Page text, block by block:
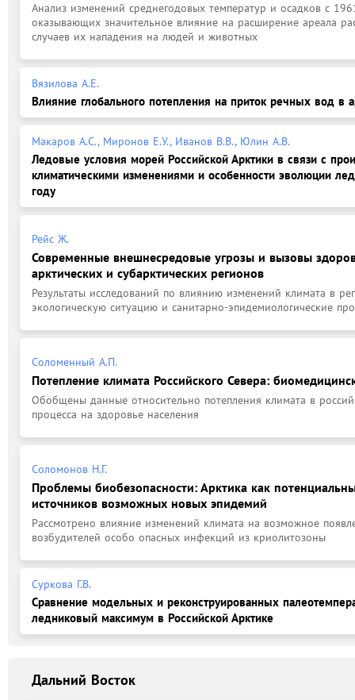
Анализ изменений среднегодовых температур и осадков с
оказывающих значительное влияние на расширение ареала
случаев их нападения на людей и животных
Вязилова А.Е.
Влияние глобального потепления на приток речных вод в
Макаров А.С., Миронов Е.У., Иванов В.В., Юлин А.В.
Ледовые условия морей Российской Арктики в связи с
климатическими изменениями и особенности эволюции
году
Рейс Ж.
Современные внешнесредовые угрозы и вызовы
арктических и субарктических регионов
Результаты исследований по влиянию изменений климата в
экологическую ситуацию и санитарно-эпидемиологические
Соломенный А.П.
Потепление климата Российского Севера:
Обобщены данные относительно потепления климата в
процесса на здоровье населения
Соломонов Н.Г.
Проблемы биобезопасности: Арктика как
источников возможных новых эпидемий
Рассмотрено влияние изменений климата на возможное
возбудителей особо опасных инфекций из криолитозоны
Суркова Г.В.
Сравнение модельных и реконструированных
ледниковый максимум в Российской Арктике
Дальний Восток